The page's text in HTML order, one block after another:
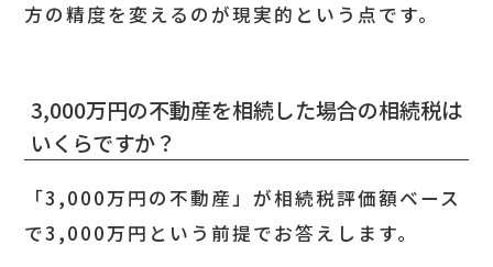
方の精度を変えるのが現実的という点です。
3,000万円の不動産を相続した場合の相続税は
いくらですか？
「3,000万円の不動産」が相続税評価額ベース
で3,000万円という前提でお答えします。